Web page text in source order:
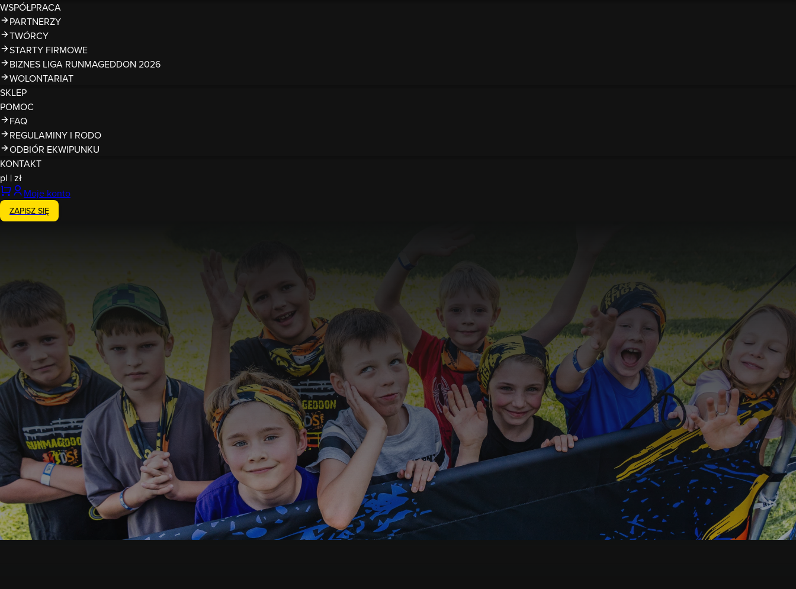
WSPÓŁPRACA
PARTNERZY
TWÓRCY
STARTY FIRMOWE
BIZNES LIGA RUNMAGEDDON 2026
WOLONTARIAT
SKLEP
POMOC
FAQ
REGULAMINY I RODO
ODBIÓR EKWIPUNKU
KONTAKT
pl |zł
Moje konto
ZAPISZ SIĘ
Runmageddon Lite Konopiska 07.06.2026
Konopiska